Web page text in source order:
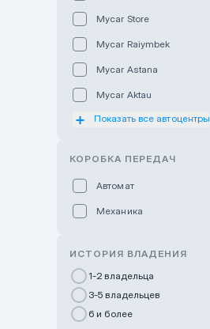
Mycar Store
Mycar Raiymbek
Mycar Astana
Mycar Aktau
Mycar Uralsk
GWM Nurly Zhol
Chery Astana
Показать все автоцентры
КОРОБКА ПЕРЕДАЧ
Автомат
Механика
ИСТОРИЯ ВЛАДЕНИЯ
1-2 владельца
3-5 владельцев
6 и более